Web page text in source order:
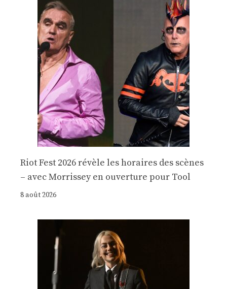
Riot Fest 2026 révèle les horaires des scènes
– avec Morrissey en ouverture pour Tool
8 août 2026